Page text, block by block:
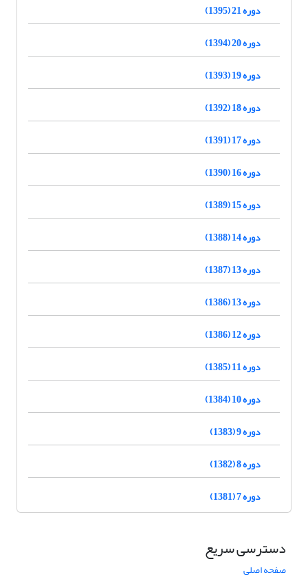
دوره 21 (1395)
دوره 20 (1394)
دوره 19 (1393)
دوره 18 (1392)
دوره 17 (1391)
دوره 16 (1390)
دوره 15 (1389)
دوره 14 (1388)
دوره 13 (1387)
دوره 13 (1386)
دوره 12 (1386)
دوره 11 (1385)
دوره 10 (1384)
دوره 9 (1383)
دوره 8 (1382)
دوره 7 (1381)
دسترسی سریع
صفحه اصلی